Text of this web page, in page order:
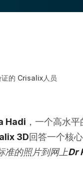
证的 Crisalix人员
Hadi ，一个高水
3D回答一个核
准的照片到网上Dr